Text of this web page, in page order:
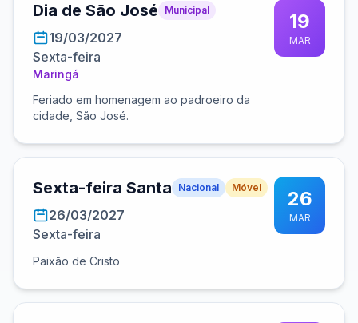
Dia de São José Municipal
19/03/2027
Sexta-feira
Maringá
Feriado em homenagem ao padroeiro da
cidade, São José.
19
MAR
Sexta-feira Santa Nacional Móvel
26/03/2027
Sexta-feira
Paixão de Cristo
26
MAR